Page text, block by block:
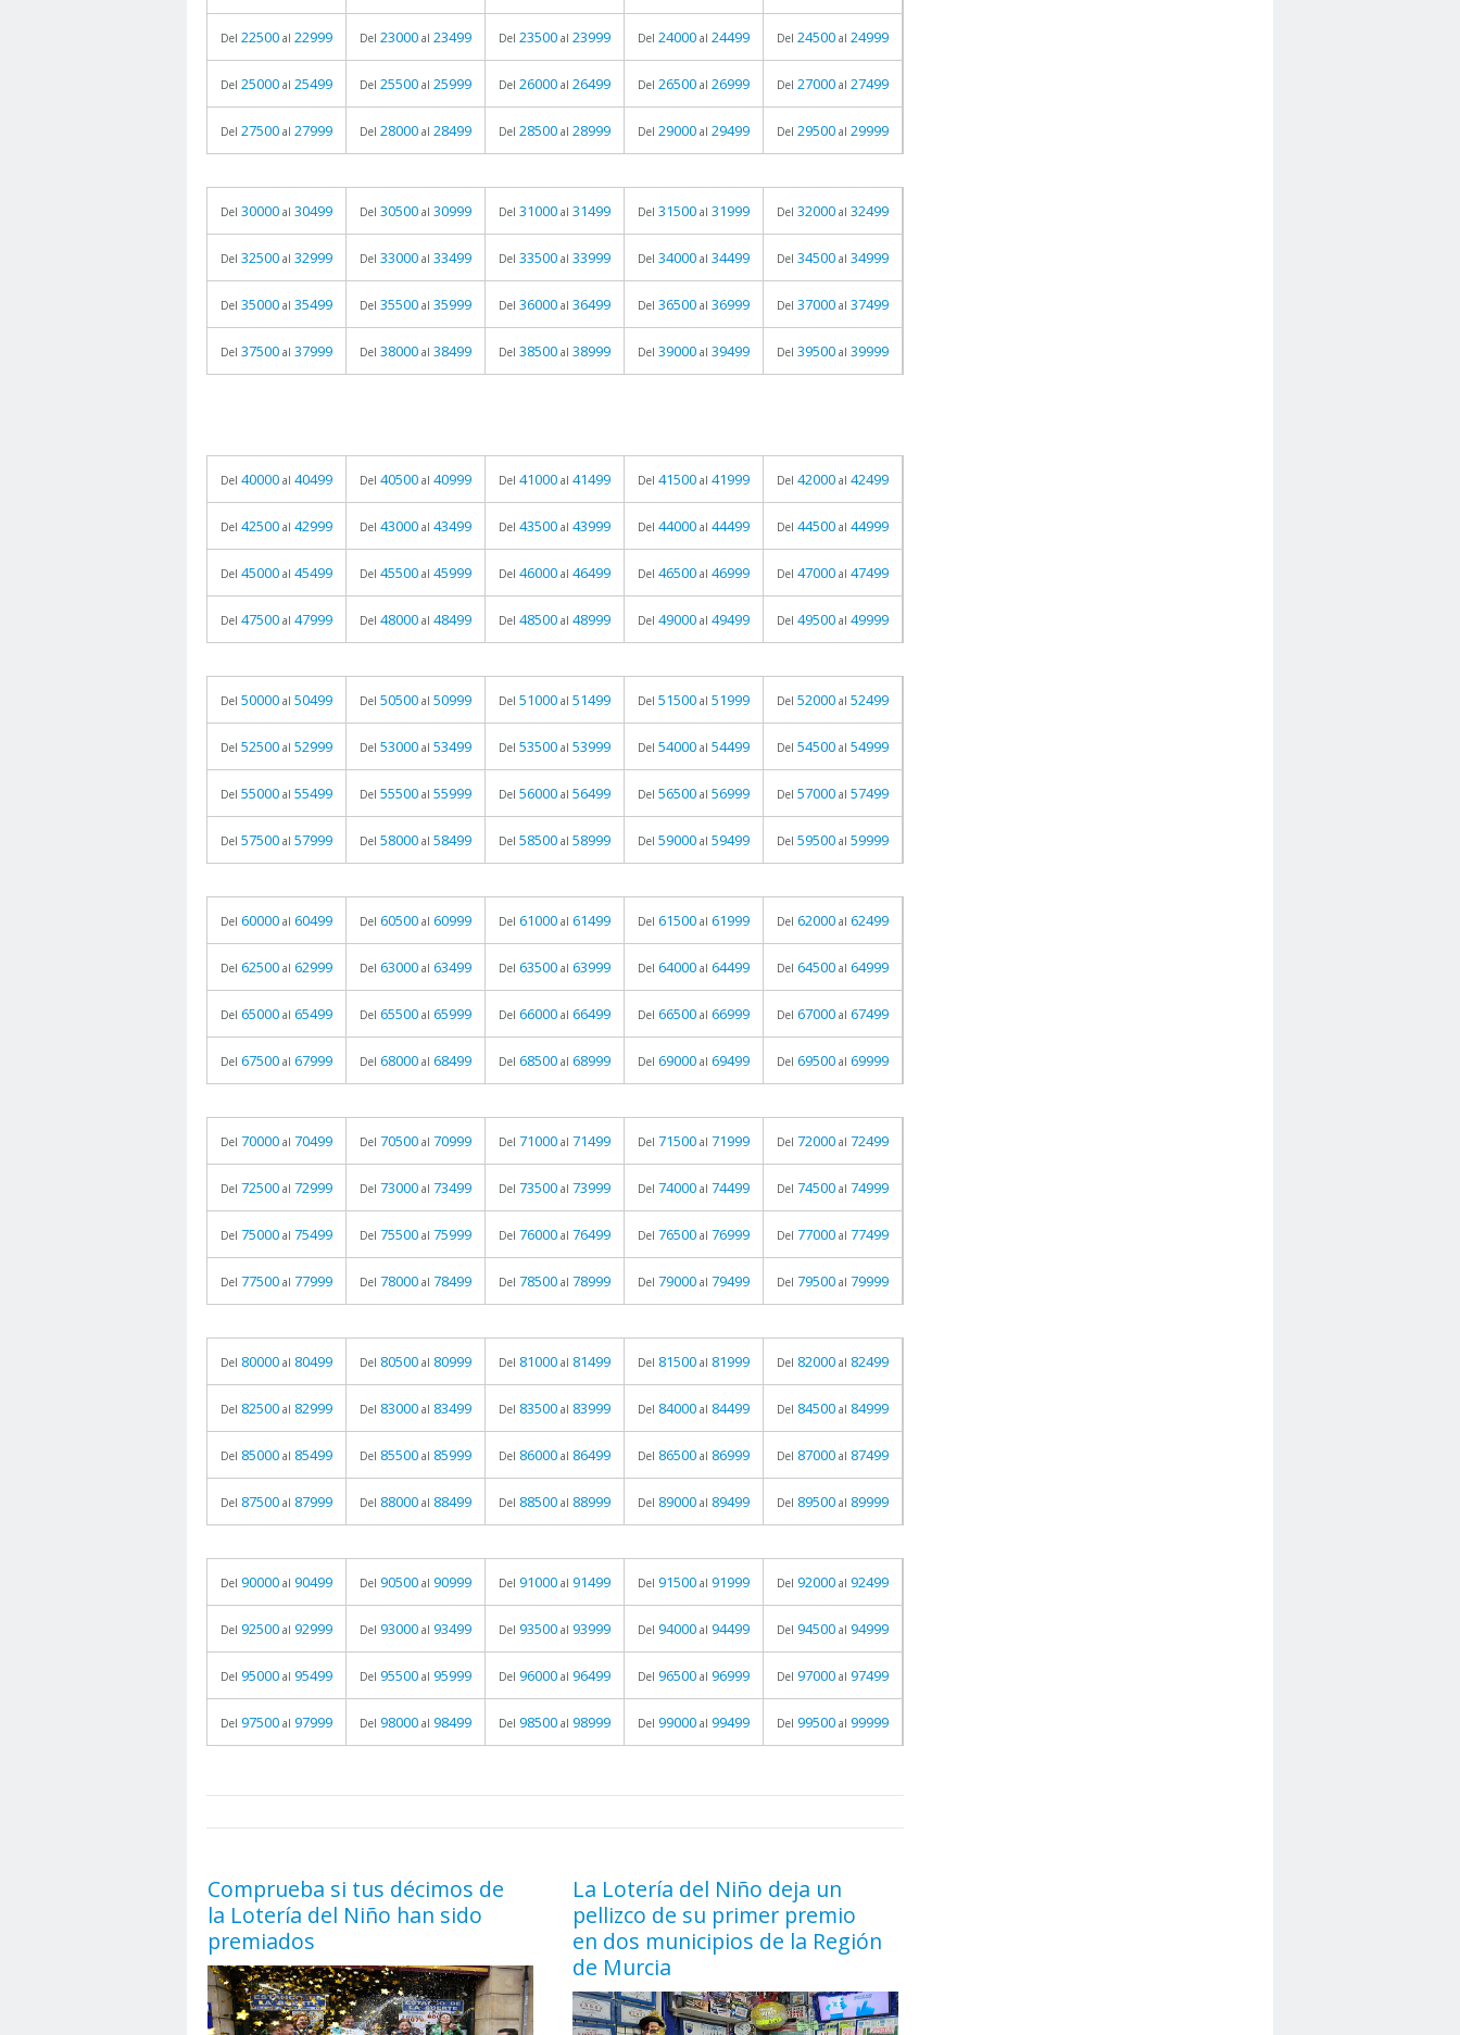
Del 22500 al 22999 Del 23000 al 23499 Del 23500 al 23999 Del 24000 al 24499 Del 24500 al 24999
Del 25000 al 25499 Del 25500 al 25999 Del 26000 al 26499 Del 26500 al 26999 Del 27000 al 27499
Del 27500 al 27999 Del 28000 al 28499 Del 28500 al 28999 Del 29000 al 29499 Del 29500 al 29999
Del 30000 al 30499 Del 30500 al 30999 Del 31000 al 31499 Del 31500 al 31999 Del 32000 al 32499
Del 32500 al 32999 Del 33000 al 33499 Del 33500 al 33999 Del 34000 al 34499 Del 34500 al 34999
Del 35000 al 35499 Del 35500 al 35999 Del 36000 al 36499 Del 36500 al 36999 Del 37000 al 37499
Del 37500 al 37999 Del 38000 al 38499 Del 38500 al 38999 Del 39000 al 39499 Del 39500 al 39999
Del 40000 al 40499 Del 40500 al 40999 Del 41000 al 41499 Del 41500 al 41999 Del 42000 al 42499
Del 42500 al 42999 Del 43000 al 43499 Del 43500 al 43999 Del 44000 al 44499 Del 44500 al 44999
Del 45000 al 45499 Del 45500 al 45999 Del 46000 al 46499 Del 46500 al 46999 Del 47000 al 47499
Del 47500 al 47999 Del 48000 al 48499 Del 48500 al 48999 Del 49000 al 49499 Del 49500 al 49999
Del 50000 al 50499 Del 50500 al 50999 Del 51000 al 51499 Del 51500 al 51999 Del 52000 al 52499
Del 52500 al 52999 Del 53000 al 53499 Del 53500 al 53999 Del 54000 al 54499 Del 54500 al 54999
Del 55000 al 55499 Del 55500 al 55999 Del 56000 al 56499 Del 56500 al 56999 Del 57000 al 57499
Del 57500 al 57999 Del 58000 al 58499 Del 58500 al 58999 Del 59000 al 59499 Del 59500 al 59999
Del 60000 al 60499 Del 60500 al 60999 Del 61000 al 61499 Del 61500 al 61999 Del 62000 al 62499
Del 62500 al 62999 Del 63000 al 63499 Del 63500 al 63999 Del 64000 al 64499 Del 64500 al 64999
Del 65000 al 65499 Del 65500 al 65999 Del 66000 al 66499 Del 66500 al 66999 Del 67000 al 67499
Del 67500 al 67999 Del 68000 al 68499 Del 68500 al 68999 Del 69000 al 69499 Del 69500 al 69999
Del 70000 al 70499 Del 70500 al 70999 Del 71000 al 71499 Del 71500 al 71999 Del 72000 al 72499
Del 72500 al 72999 Del 73000 al 73499 Del 73500 al 73999 Del 74000 al 74499 Del 74500 al 74999
Del 75000 al 75499 Del 75500 al 75999 Del 76000 al 76499 Del 76500 al 76999 Del 77000 al 77499
Del 77500 al 77999 Del 78000 al 78499 Del 78500 al 78999 Del 79000 al 79499 Del 79500 al 79999
Del 80000 al 80499 Del 80500 al 80999 Del 81000 al 81499 Del 81500 al 81999 Del 82000 al 82499
Del 82500 al 82999 Del 83000 al 83499 Del 83500 al 83999 Del 84000 al 84499 Del 84500 al 84999
Del 85000 al 85499 Del 85500 al 85999 Del 86000 al 86499 Del 86500 al 86999 Del 87000 al 87499
Del 87500 al 87999 Del 88000 al 88499 Del 88500 al 88999 Del 89000 al 89499 Del 89500 al 89999
Del 90000 al 90499 Del 90500 al 90999 Del 91000 al 91499 Del 91500 al 91999 Del 92000 al 92499
Del 92500 al 92999 Del 93000 al 93499 Del 93500 al 93999 Del 94000 al 94499 Del 94500 al 94999
Del 95000 al 95499 Del 95500 al 95999 Del 96000 al 96499 Del 96500 al 96999 Del 97000 al 97499
Del 97500 al 97999 Del 98000 al 98499 Del 98500 al 98999 Del 99000 al 99499 Del 99500 al 99999
Comprueba si tus décimos de
la Lotería del Niño han sido
premiados
La Lotería del Niño deja un
pellizco de su primer premio
en dos municipios de la Región
de Murcia